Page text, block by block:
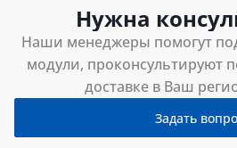
Нужна
Наши менеджеры помогут
модули, проконсультируют
доставке в Ваш
Задать